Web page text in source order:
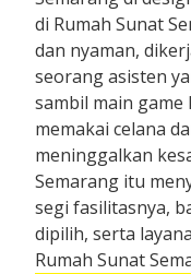
di Rumah Sunat
dan nyaman,
seorang asisten
sambil main game
memakai celana
meninggalkan
Semarang itu
segi fasilitasnya,
dipilih, serta
Rumah Sunat